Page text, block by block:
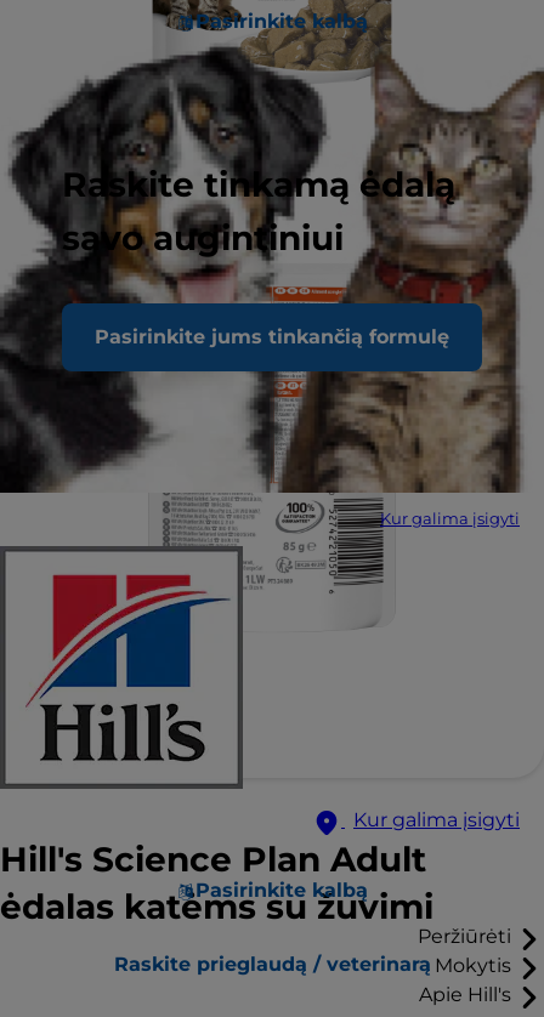
Pasirinkite kalbą
Raskite tinkamą ėdalą
savo augintiniui
Pasirinkite jums tinkančią formulę
Kur galima įsigyti
Kur galima įsigyti
Pasirinkite kalbą
Peržiūrėti
Mokytis
Apie Hill's
Hill's Science Plan Adult
ėdalas katėms su žuvimi
Raskite prieglaudą / veterinarą